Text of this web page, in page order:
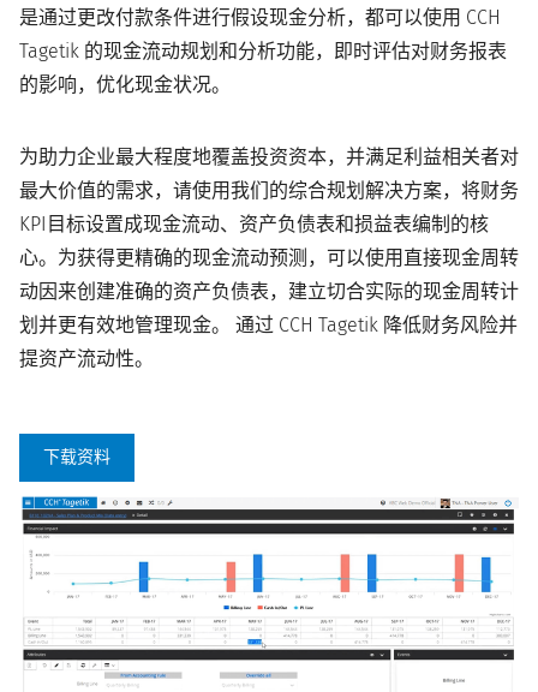
是通过更改付款条件进行假设现金分析，都可以使用 CCH
Tagetik 的现金流动规划和分析功能，即时评估对财务报表
的影响，优化现金状况。
为助力企业最大程度地覆盖投资资本，并满足利益相关者对
最大价值的需求，请使用我们的综合规划解决方案，将财务
KPI目标设置成现金流动、资产负债表和损益表编制的核
心。为获得更精确的现金流动预测 ，可以使用直接现金周转
动因来创建准确的资产负债表，建立切合实际的现金周转计
划并更有效地管理现金。 通过 CCH Tagetik 降低财务风险并
提资产流动性。
下载资料